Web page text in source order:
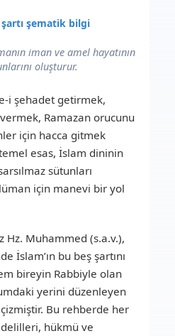
iman ve amel hayatının
oluşturur.
i şehadet getirmek,
Ramazan orucunu
için hacca gitmek
esas, İslam dininin
sütunları
için manevi bir yol
Hz. Muhammed (s.a.v.),
İslam’ın bu beş şartını
bireyin Rabbiyle olan
yerini düzenleyen
Bu rehberde her
delilleri, hükmü ve